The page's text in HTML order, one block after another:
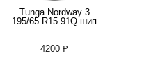
Tunga Nordway 3
195/65 R15 91Q шип
4200 ₽